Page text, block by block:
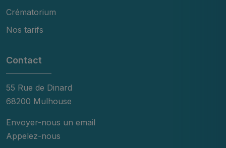
Crématorium
Nos tarifs
Contact
55 Rue de Dinard
68200 Mulhouse
Envoyer-nous un email
Appelez-nous